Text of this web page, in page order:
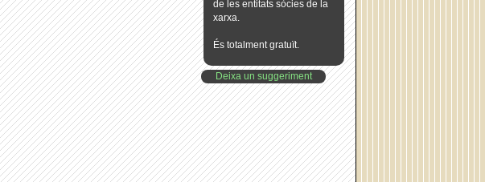
de les entitats sòcies de la
xarxa.
És totalment gratuït.
Deixa un suggeriment